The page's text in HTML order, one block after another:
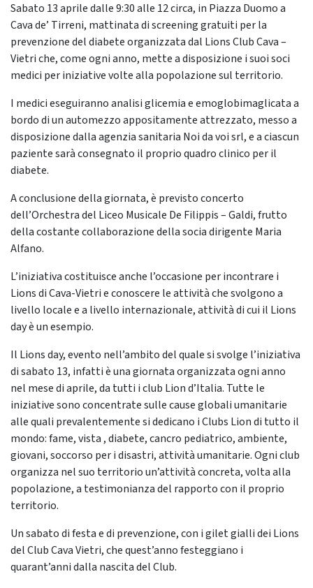
Sabato 13 aprile dalle 9:30 alle 12 circa, in Piazza Duomo a
Cava de’ Tirreni, mattinata di screening gratuiti per la
prevenzione del diabete organizzata dal Lions Club Cava –
Vietri che, come ogni anno, mette a disposizione i suoi soci
medici per iniziative volte alla popolazione sul territorio.
I medici eseguiranno analisi glicemia e emoglobimaglicata a
bordo di un automezzo appositamente attrezzato, messo a
disposizione dalla agenzia sanitaria Noi da voi srl, e a ciascun
paziente sarà consegnato il proprio quadro clinico per il
diabete.
A conclusione della giornata, è previsto concerto
dell’Orchestra del Liceo Musicale De Filippis – Galdi, frutto
della costante collaborazione della socia dirigente Maria
Alfano.
L’iniziativa costituisce anche l’occasione per incontrare i
Lions di Cava-Vietri e conoscere le attività che svolgono a
livello locale e a livello internazionale, attività di cui il Lions
day è un esempio.
Il Lions day, evento nell’ambito del quale si svolge l’iniziativa
di sabato 13, infatti è una giornata organizzata ogni anno
nel mese di aprile, da tutti i club Lion d’Italia. Tutte le
iniziative sono concentrate sulle cause globali umanitarie
alle quali prevalentemente si dedicano i Clubs Lion di tutto il
mondo: fame, vista , diabete, cancro pediatrico, ambiente,
giovani, soccorso per i disastri, attività umanitarie. Ogni club
organizza nel suo territorio un’attività concreta, volta alla
popolazione, a testimonianza del rapporto con il proprio
territorio.
Un sabato di festa e di prevenzione, con i gilet gialli dei Lions
del Club Cava Vietri, che quest’anno festeggiano i
quarant’anni dalla nascita del Club.